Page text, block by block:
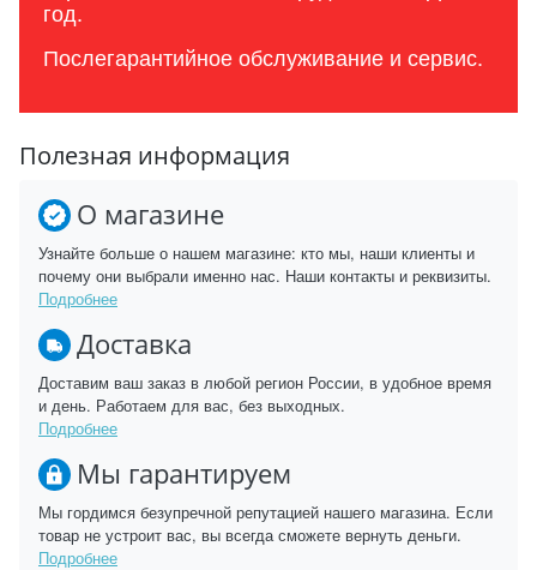
год.
Послегарантийное обслуживание и сервис.
Полезная информация
О магазине
Узнайте больше о нашем магазине: кто мы, наши клиенты и
почему они выбрали именно нас. Наши контакты и реквизиты.
Подробнее
Доставка
Доставим ваш заказ в любой регион России, в удобное время
и день. Работаем для вас, без выходных.
Подробнее
Мы гарантируем
Мы гордимся безупречной репутацией нашего магазина. Если
товар не устроит вас, вы всегда сможете вернуть деньги.
Подробнее